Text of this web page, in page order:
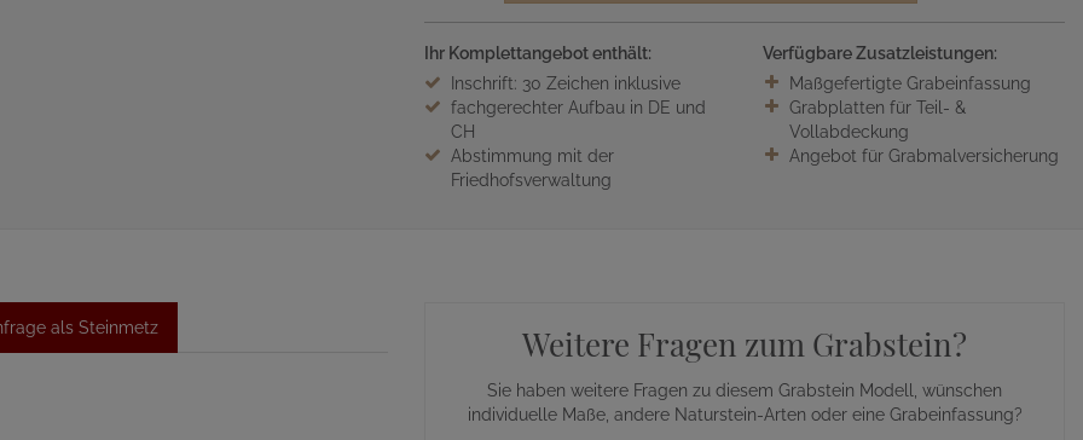
Ihr Komplettangebot enthält:
Inschrift: 30 Zeichen inklusive
fachgerechter Aufbau in DE und
CH
Abstimmung mit der
Friedhofsverwaltung
Verfügbare Zusatzleistungen:
Maßgefertigte Grabeinfassung
Grabplatten für Teil- &
Vollabdeckung
Angebot für Grabmalversicherung
als Steinmetz Weitere Fragen zum Grabstein?
Sie haben weitere Fragen zu diesem Grabstein Modell, wünschen
individuelle Maße, andere Naturstein-Arten oder eine Grabeinfassung?